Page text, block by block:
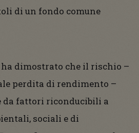
di un fondo comune
dimostrato che il rischio –
perdita di rendimento –
da fattori riconducibili a
sociali e di